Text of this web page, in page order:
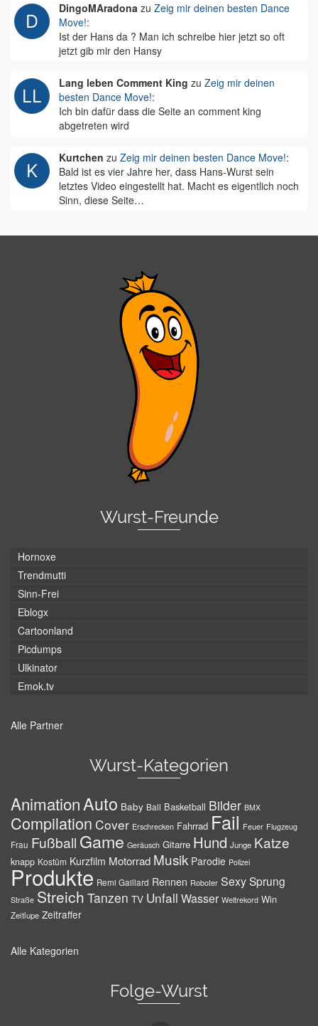
DingoMAradona zu Zeig mir deinen besten Dance
Move!:
Ist der Hans da ? Man ich schreibe hier jetzt so oft
jetzt gib mir den Hansy
Lang leben Comment King zu Zeig mir deinen
besten Dance Move!:
Ich bin dafür dass die Seite an comment king
abgetreten wird
Kurtchen zu Zeig mir deinen besten Dance Move!:
Bald ist es vier Jahre her, dass Hans-Wurst sein
letztes Video eingestellt hat. Macht es eigentlich noch
Sinn, diese Seite…
Wurst-Freunde
Hornoxe
Trendmutti
Sinn-Frei
Eblogx
Cartoonland
Picdumps
Ulkinator
Emok.tv
Alle Partner
Wurst-Kategorien
AnimationAuto Baby Ball Basketball Bilder BMX
Compilation Cover Erschrecken Fahrrad Fail Feuer Flugzeug
Frau Fußball Game Geräusch Gitarre Hund Junge Katze
knapp Kostüm Kurzfilm Motorrad Musik Parodie Polizei
Produkte Remi Gaillard Rennen Roboter SexySprung
Straße Streich Tanzen TV Unfall Wasser Weltrekord Win
Zeitlupe Zeitraffer
Alle Kategorien
Folge-Wurst